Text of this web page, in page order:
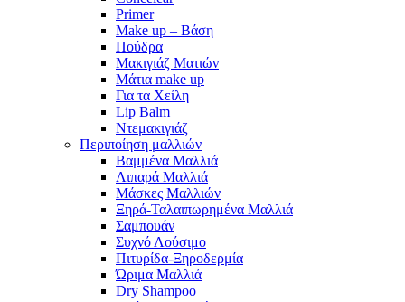
Primer
Make up – Βάση
Πούδρα
Μακιγιάζ Ματιών
Μάτια make up
Για τα Χείλη
Lip Balm
Ντεμακιγιάζ
Περιποίηση μαλλιών
Βαμμένα Μαλλιά
Λιπαρά Μαλλιά
Μάσκες Μαλλιών
Ξηρά-Ταλαιπωρημένα Μαλλιά
Σαμπουάν
Συχνό Λούσιμο
Πιτυρίδα-Ξηροδερμία
Ώριμα Μαλλιά
Dry Shampoo